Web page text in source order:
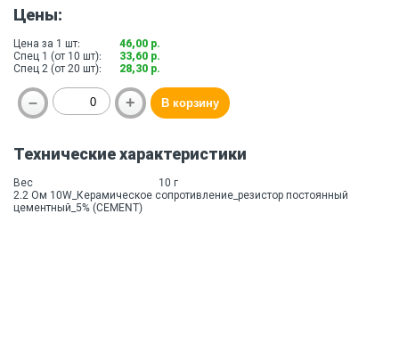
Цены:
Цена за 1 шт:
46,00 р.
Спец 1 (от 10 шт):
33,60 р.
Спец 2 (от 20 шт):
28,30 р.
Технические характеристики
Вес
10 г
2.2 Ом 10W_Керамическое сопротивление_резистор постоянный
цементный_5% (CEMENT)